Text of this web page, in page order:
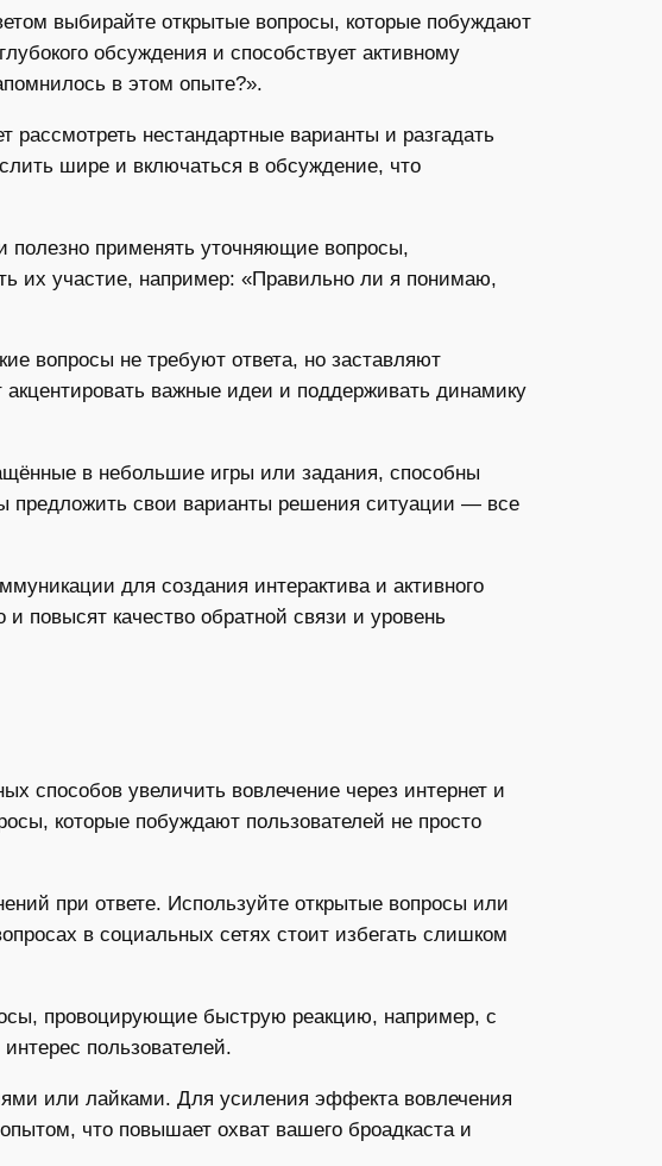
выбирайте открытые вопросы, которые побуждают
обсуждения и способствует активному
в этом опыте?».
рассмотреть нестандартные варианты и разгадать
шире и включаться в обсуждение, что
полезно применять уточняющие вопросы,
их участие, например: «Правильно ли я понимаю,
вопросы не требуют ответа, но заставляют
важные идеи и поддерживать динамику
в небольшие игры или задания, способны
предложить свои варианты решения ситуации — все
для создания интерактива и активного
повысят качество обратной связи и уровень
способов увеличить вовлечение через интернет и
которые побуждают пользователей не просто
при ответе. Используйте открытые вопросы или
в социальных сетях стоит избегать слишком
провоцирующие быструю реакцию, например, с
пользователей.
или лайками. Для усиления эффекта вовлечения
что повышает охват вашего броадкаста и